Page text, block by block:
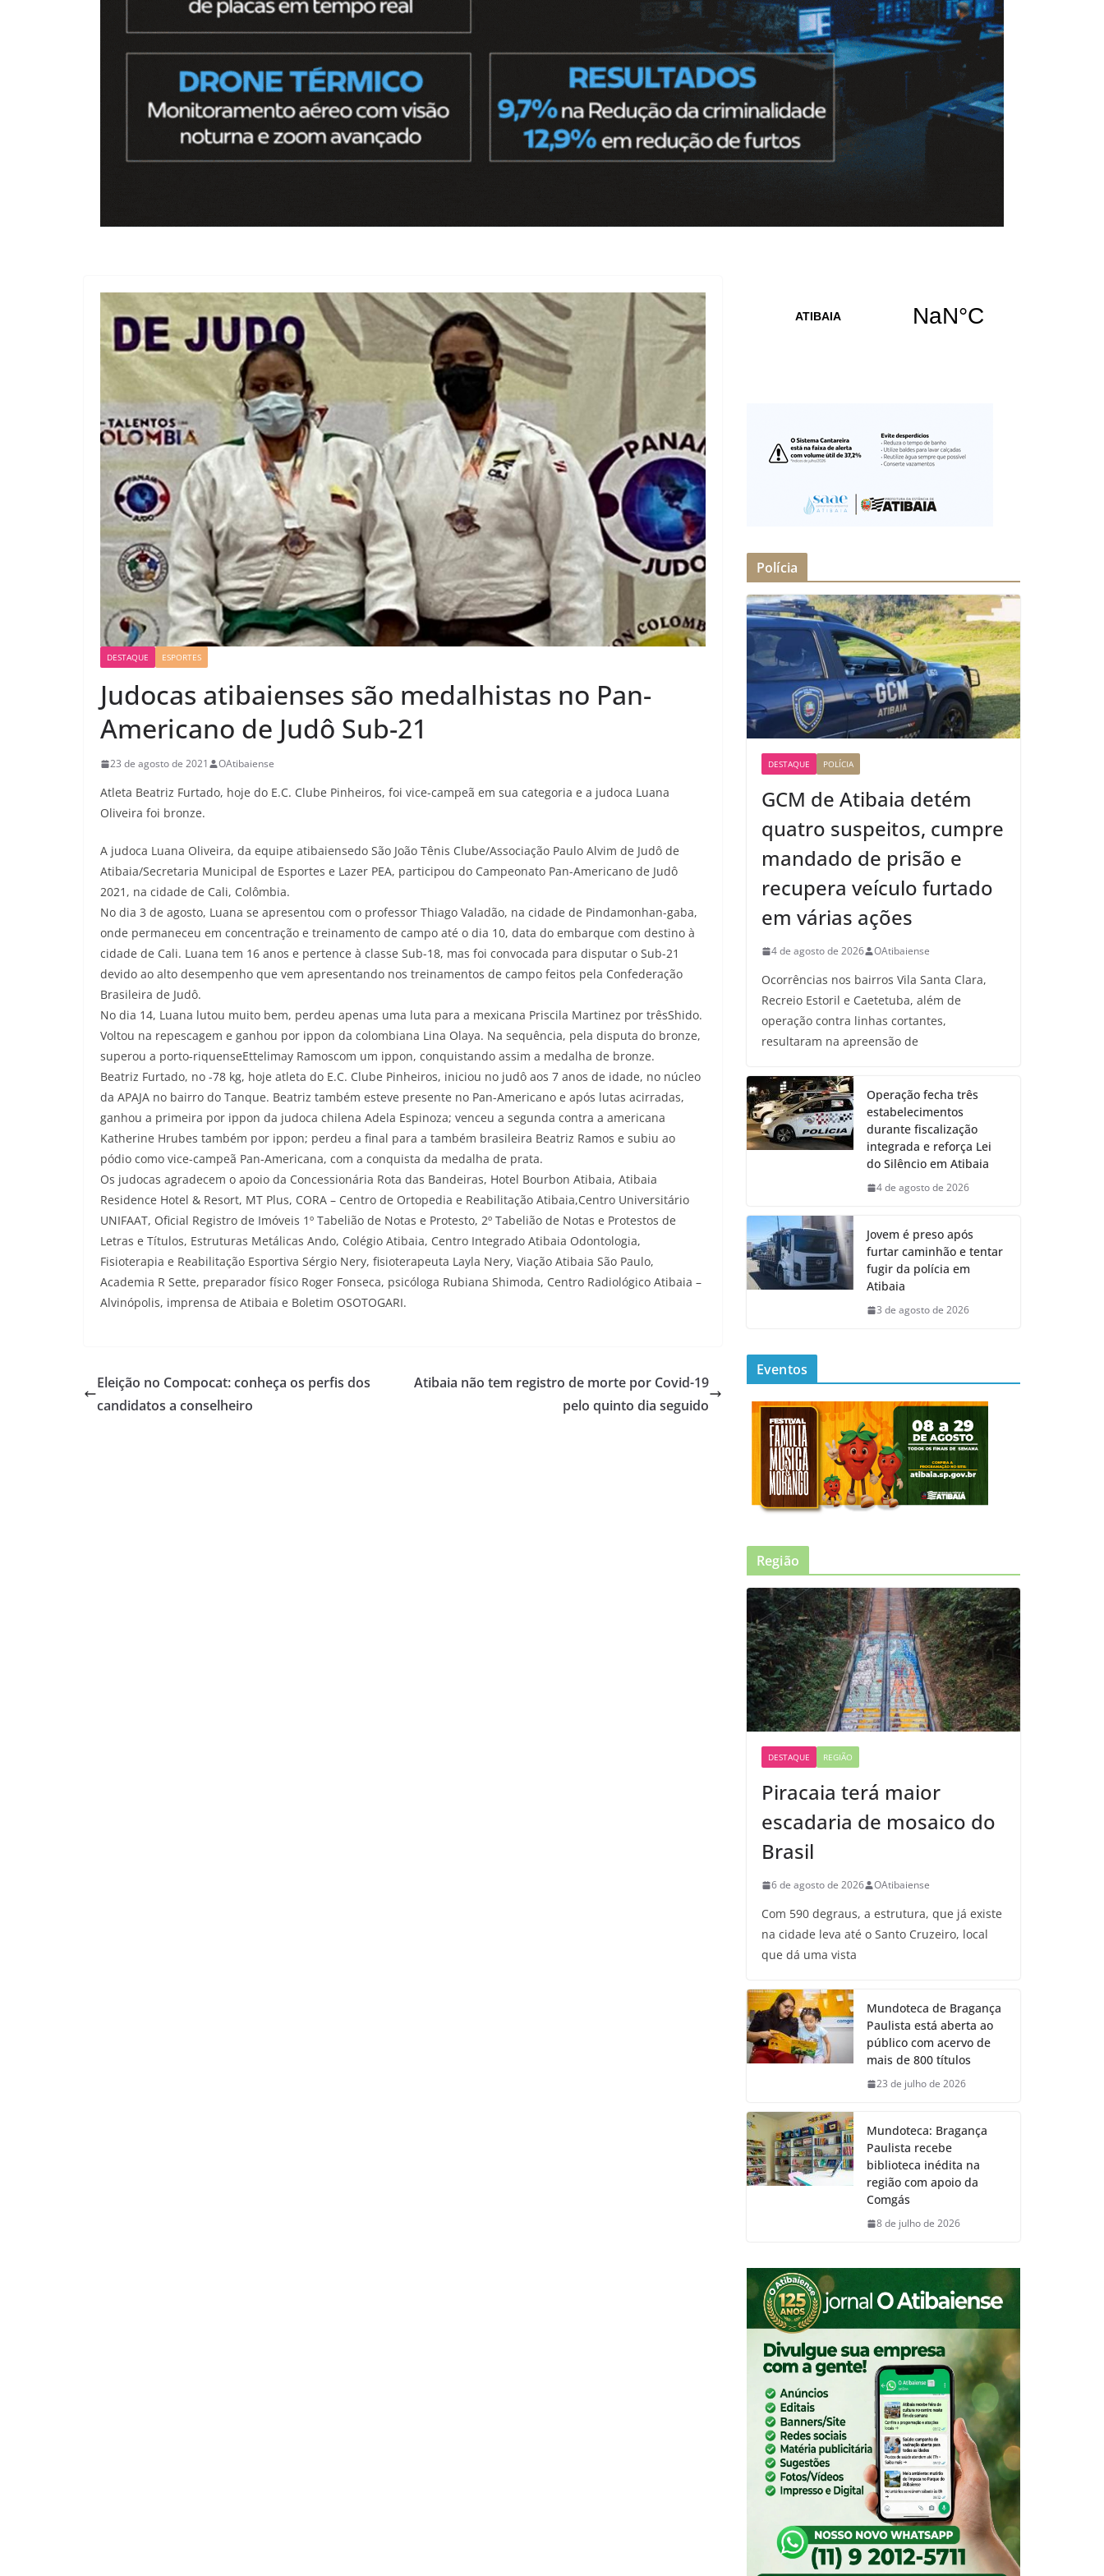
DESTAQUE ESPORTES
Judocas atibaienses são medalhistas no Pan-
Americano de Judô Sub-21
23 de agosto de 2021 OAtibaiense
Atleta Beatriz Furtado, hoje do E.C. Clube Pinheiros, foi vice-campeã em sua categoria e a judoca Luana
Oliveira foi bronze.
A judoca Luana Oliveira, da equipe atibaiensedo São João Tênis Clube/Associação Paulo Alvim de Judô de
Atibaia/Secretaria Municipal de Esportes e Lazer PEA, participou do Campeonato Pan-Americano de Judô
2021, na cidade de Cali, Colômbia.
No dia 3 de agosto, Luana se apresentou com o professor Thiago Valadão, na cidade de Pindamonhan-gaba,
onde permaneceu em concentração e treinamento de campo até o dia 10, data do embarque com destino à
cidade de Cali. Luana tem 16 anos e pertence à classe Sub-18, mas foi convocada para disputar o Sub-21
devido ao alto desempenho que vem apresentando nos treinamentos de campo feitos pela Confederação
Brasileira de Judô.
No dia 14, Luana lutou muito bem, perdeu apenas uma luta para a mexicana Priscila Martinez por trêsShido.
Voltou na repescagem e ganhou por ippon da colombiana Lina Olaya. Na sequência, pela disputa do bronze,
superou a porto-riquenseEttelimay Ramoscom um ippon, conquistando assim a medalha de bronze.
Beatriz Furtado, no -78 kg, hoje atleta do E.C. Clube Pinheiros, iniciou no judô aos 7 anos de idade, no núcleo
da APAJA no bairro do Tanque. Beatriz também esteve presente no Pan-Americano e após lutas acirradas,
ganhou a primeira por ippon da judoca chilena Adela Espinoza; venceu a segunda contra a americana
Katherine Hrubes também por ippon; perdeu a final para a também brasileira Beatriz Ramos e subiu ao
pódio como vice-campeã Pan-Americana, com a conquista da medalha de prata.
Os judocas agradecem o apoio da Concessionária Rota das Bandeiras, Hotel Bourbon Atibaia, Atibaia
Residence Hotel & Resort, MT Plus, CORA – Centro de Ortopedia e Reabilitação Atibaia,Centro Universitário
UNIFAAT, Oficial Registro de Imóveis 1º Tabelião de Notas e Protesto, 2º Tabelião de Notas e Protestos de
Letras e Títulos, Estruturas Metálicas Ando, Colégio Atibaia, Centro Integrado Atibaia Odontologia,
Fisioterapia e Reabilitação Esportiva Sérgio Nery, fisioterapeuta Layla Nery, Viação Atibaia São Paulo,
Academia R Sette, preparador físico Roger Fonseca, psicóloga Rubiana Shimoda, Centro Radiológico Atibaia –
Alvinópolis, imprensa de Atibaia e Boletim OSOTOGARI.
Eleição no Compocat: conheça os perfis dos
candidatos a conselheiro
Atibaia não tem registro de morte por Covid-19
pelo quinto dia seguido
Polícia
DESTAQUE POLÍCIA
GCM de Atibaia detém
quatro suspeitos, cumpre
mandado de prisão e
recupera veículo furtado
em várias ações
4 de agosto de 2026 OAtibaiense
Ocorrências nos bairros Vila Santa Clara,
Recreio Estoril e Caetetuba, além de
operação contra linhas cortantes,
resultaram na apreensão de
Operação fecha três
estabelecimentos
durante fiscalização
integrada e reforça Lei
do Silêncio em Atibaia
4 de agosto de 2026
Jovem é preso após
furtar caminhão e tentar
fugir da polícia em
Atibaia
3 de agosto de 2026
Eventos
Região
DESTAQUE REGIÃO
Piracaia terá maior
escadaria de mosaico do
Brasil
6 de agosto de 2026 OAtibaiense
Com 590 degraus, a estrutura, que já existe
na cidade leva até o Santo Cruzeiro, local
que dá uma vista
Mundoteca de Bragança
Paulista está aberta ao
público com acervo de
mais de 800 títulos
23 de julho de 2026
Mundoteca: Bragança
Paulista recebe
biblioteca inédita na
região com apoio da
Comgás
8 de julho de 2026